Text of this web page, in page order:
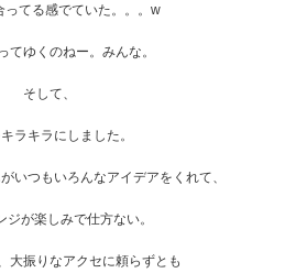
ってる感でていた。。。w
てゆくのねー。みんな。
そして、
ラキラにしました。
いつもいろんなアイデアをくれて、
ジが楽しみで仕方ない。
大振りなアクセに頼らずとも